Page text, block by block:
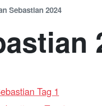
Sebastian 2024
Tag 1